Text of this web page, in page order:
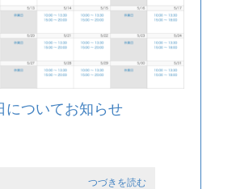
についてお知らせ
つづきを読む